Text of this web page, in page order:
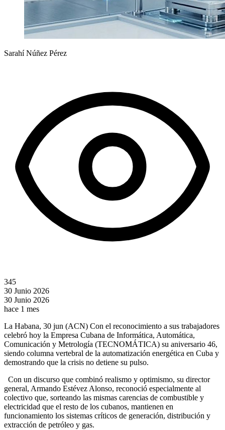
Sarahí Núñez Pérez
345
30 Junio 2026
30 Junio 2026
hace 1 mes
La Habana, 30 jun (ACN) Con el reconocimiento a sus trabajadores
celebró hoy la Empresa Cubana de Informática, Automática,
Comunicación y Metrología (TECNOMÁTICA) su aniversario 46,
siendo columna vertebral de la automatización energética en Cuba y
demostrando que la crisis no detiene su pulso.
Con un discurso que combinó realismo y optimismo, su director
general, Armando Estévez Alonso, reconoció especialmente al
colectivo que, sorteando las mismas carencias de combustible y
electricidad que el resto de los cubanos, mantienen en
funcionamiento los sistemas críticos de generación, distribución y
extracción de petróleo y gas.